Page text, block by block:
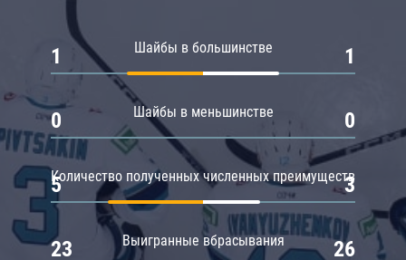
Шайбы в большинстве
1 1
Шайбы в меньшинстве
0 0
Количество полученных численных преимуществ
5 3
Выигранные вбрасывания
23 26